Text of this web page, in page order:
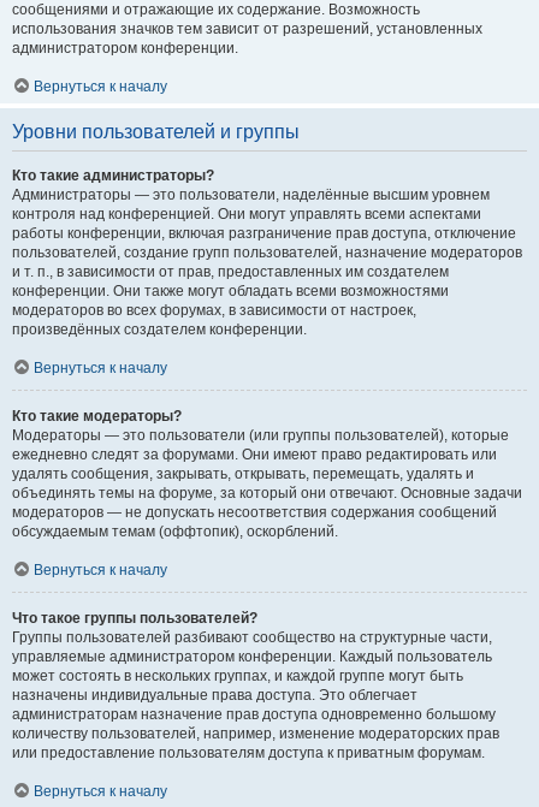
сообщениями и отражающие их содержание. Возможность
использования значков тем зависит от разрешений, установленных
администратором конференции.
Вернуться к началу
Уровни пользователей и группы
Кто такие администраторы?
Администраторы — это пользователи, наделённые высшим уровнем
контроля над конференцией. Они могут управлять всеми аспектами
работы конференции, включая разграничение прав доступа, отключение
пользователей, создание групп пользователей, назначение модераторов
и т. п., в зависимости от прав, предоставленных им создателем
конференции. Они также могут обладать всеми возможностями
модераторов во всех форумах, в зависимости от настроек,
произведённых создателем конференции.
Вернуться к началу
Кто такие модераторы?
Модераторы — это пользователи (или группы пользователей), которые
ежедневно следят за форумами. Они имеют право редактировать или
удалять сообщения, закрывать, открывать, перемещать, удалять и
объединять темы на форуме, за который они отвечают. Основные задачи
модераторов — не допускать несоответствия содержания сообщений
обсуждаемым темам (оффтопик), оскорблений.
Вернуться к началу
Что такое группы пользователей?
Группы пользователей разбивают сообщество на структурные части,
управляемые администратором конференции. Каждый пользователь
может состоять в нескольких группах, и каждой группе могут быть
назначены индивидуальные права доступа. Это облегчает
администраторам назначение прав доступа одновременно большому
количеству пользователей, например, изменение модераторских прав
или предоставление пользователям доступа к приватным форумам.
Вернуться к началу